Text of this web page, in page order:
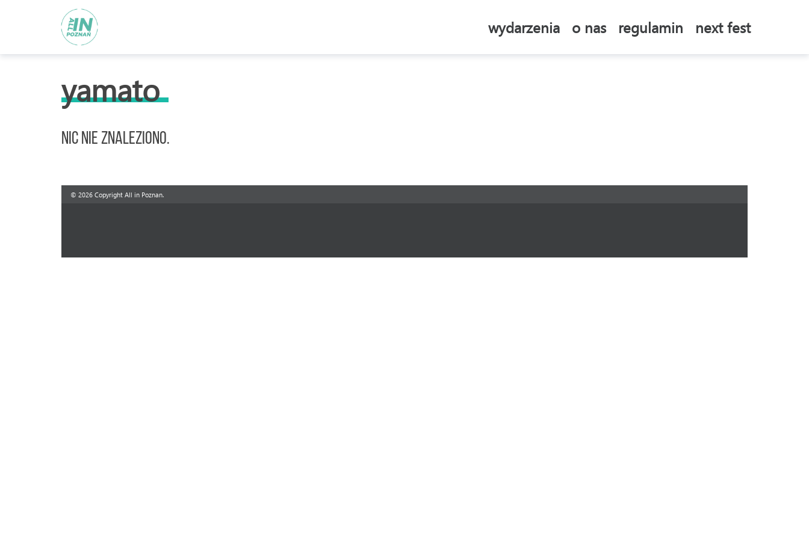
wydarzenia o nas regulamin next fest
yamato
Nic nie znaleziono.
© 2026 Copyright All in Poznan.